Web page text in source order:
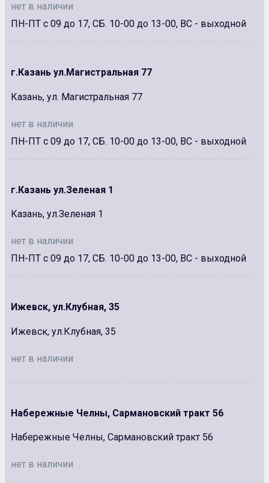
нет в наличии
ПН-ПТ с 09 до 17, СБ. 10-00 до 13-00, ВС - выходной
г.Казань ул.Магистральная 77
Казань, ул. Магистральная 77
нет в наличии
ПН-ПТ с 09 до 17, СБ. 10-00 до 13-00, ВС - выходной
г.Казань ул.Зеленая 1
Казань, ул.Зеленая 1
нет в наличии
ПН-ПТ с 09 до 17, СБ. 10-00 до 13-00, ВС - выходной
Ижевск, ул.Клубная, 35
Ижевск, ул.Клубная, 35
нет в наличии
Набережные Челны, Сармановский тракт 56
Набережные Челны, Сармановский тракт 56
нет в наличии